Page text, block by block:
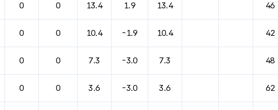
0 0 13.4 1.9 13.4 46
0 0 10.4 -1.9 10.4 42
0 0 7.3 -3.0 7.3 48
0 0 3.6 -3.0 3.6 62